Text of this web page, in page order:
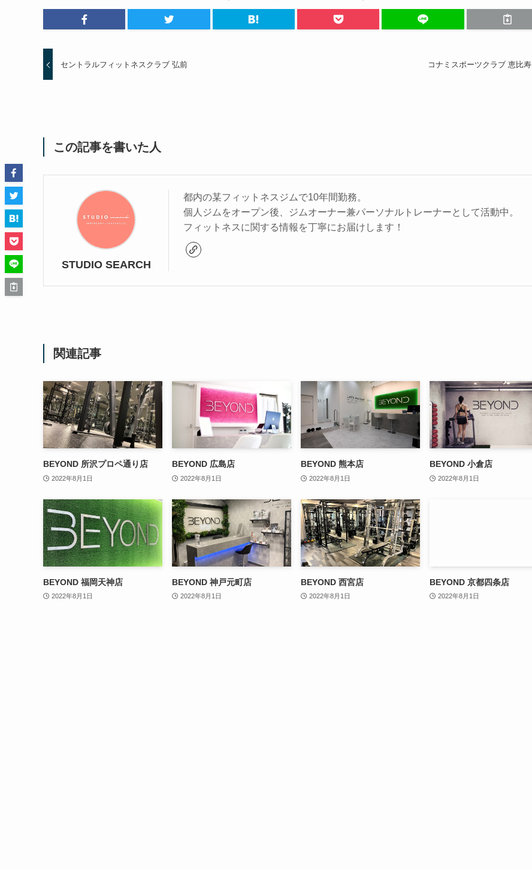
セントラルフィットネスクラブ 弘前 コナミスポーツクラブ 恵比寿
この記事を書いた人
STUDIO SEARCH
都内の某フィットネスジムで10年間勤務。
個人ジムをオープン後、ジムオーナー兼パーソナルトレーナーとして活動中。
フィットネスに関する情報を丁寧にお届けします！
関連記事
BEYOND 所沢プロペ通り店
2022年8月1日
BEYOND 広島店
2022年8月1日
BEYOND 熊本店
2022年8月1日
BEYOND 小倉店
2022年8月1日
BEYOND 福岡天神店
2022年8月1日
BEYOND 神戸元町店
2022年8月1日
BEYOND 西宮店
2022年8月1日
BEYOND 京都四条店
2022年8月1日